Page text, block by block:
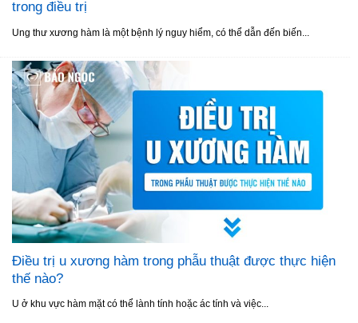
trong điều trị
Ung thư xương hàm là một bệnh lý nguy hiểm, có thể dẫn đến biến...
Điều trị u xương hàm trong phẫu thuật được thực hiện
thế nào?
U ở khu vực hàm mặt có thể lành tính hoặc ác tính và việc...